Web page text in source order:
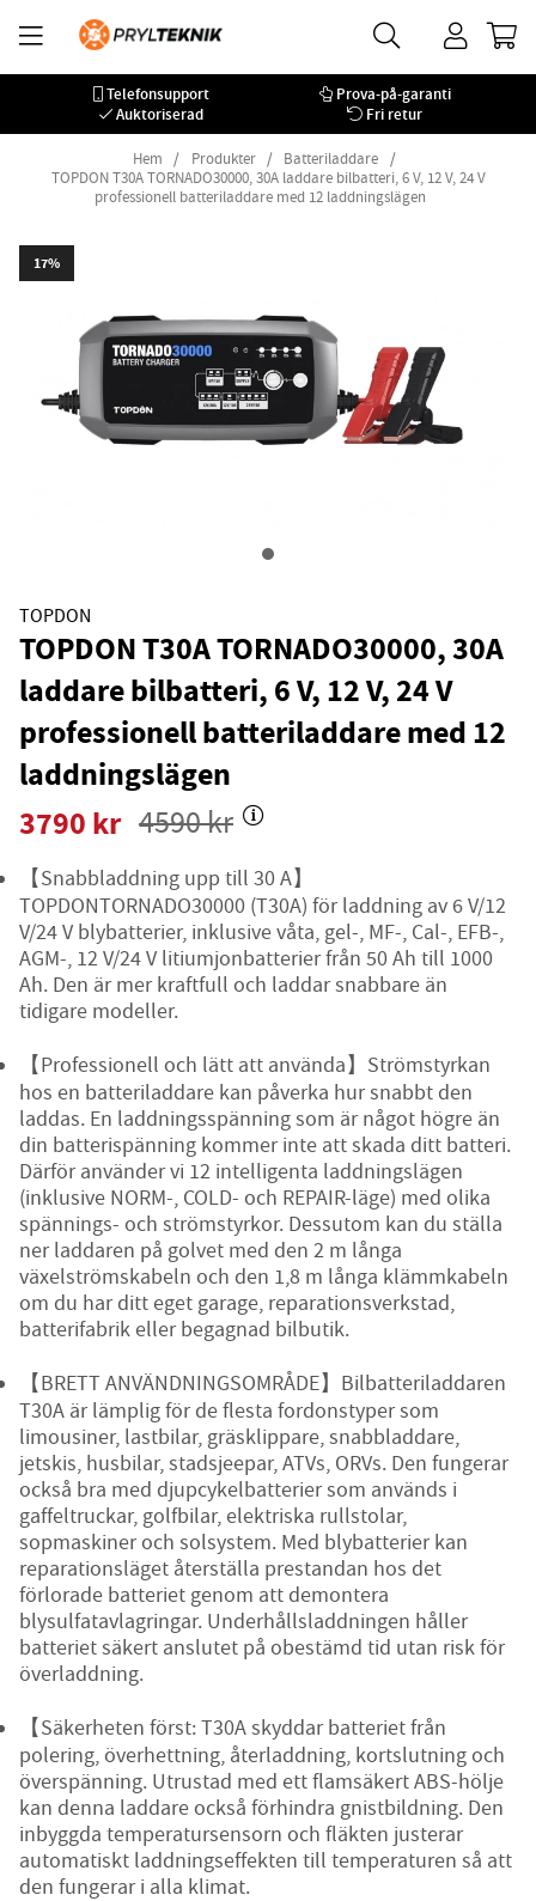
Telefonsupport
Prova-på-garanti
Auktoriserad
Fri retur
Hem Produkter
Batteriladdare
TOPDON T30A TORNADO30000, 30A laddare bilbatteri, 6 V, 12 V, 24 V
professionell batteriladdare med 12 laddningslägen
17
TOPDON
TOPDON T30A TORNADO30000, 30A
laddare bilbatteri, 6 V, 12 V, 24 V
professionell batteriladdare med 12
laddningslägen
4590kr
3790 kr
【Snabbladdning upp till 30 A】
TOPDONTORNADO30000 (T30A) för laddning av 6 V/12
V/24 V blybatterier, inklusive våta, gel-, MF-, Cal-, EFB-,
AGM-, 12 V/24 V litiumjonbatterier från 50 Ah till 1000
Ah. Den är mer kraftfull och laddar snabbare än
tidigare modeller.
【Professionell och lätt att använda】Strömstyrkan
hos en batteriladdare kan påverka hur snabbt den
laddas. En laddningsspänning som är något högre än
din batterispänning kommer inte att skada ditt batteri.
Därför använder vi 12 intelligenta laddningslägen
(inklusive NORM-, COLD- och REPAIR-läge) med olika
spännings- och strömstyrkor. Dessutom kan du ställa
ner laddaren på golvet med den 2 m långa
växelströmskabeln och den 1,8 m långa klämmkabeln
om du har ditt eget garage, reparationsverkstad,
batterifabrik eller begagnad bilbutik.
【BRETT ANVÄNDNINGSOMRÅDE】Bilbatteriladdaren
T30A är lämplig för de flesta fordonstyper som
limousiner, lastbilar, gräsklippare, snabbladdare,
jetskis, husbilar, stadsjeepar, ATVs, ORVs. Den fungerar
också bra med djupcykelbatterier som används i
gaffeltruckar, golfbilar, elektriska rullstolar,
sopmaskiner och solsystem. Med blybatterier kan
reparationsläget återställa prestandan hos det
förlorade batteriet genom att demontera
blysulfatavlagringar. Underhållsladdningen håller
batteriet säkert anslutet på obestämd tid utan risk för
överladdning.
【Säkerheten först: T30A skyddar batteriet från
polering, överhettning, återladdning, kortslutning och
överspänning. Utrustad med ett flamsäkert ABS-hölje
kan denna laddare också förhindra gnistbildning. Den
inbyggda temperatursensorn och fläkten justerar
automatiskt laddningseffekten till temperaturen så att
den fungerar i alla klimat.